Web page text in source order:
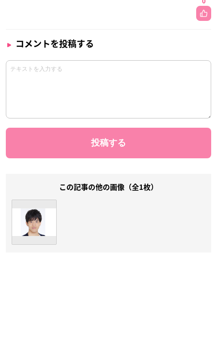
コメントを投稿する
この記事の他の画像（全1枚）